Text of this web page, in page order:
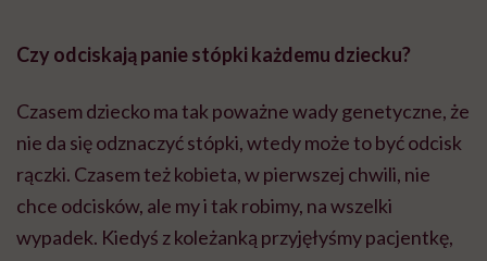
Czy odciskają panie stópki każdemu dziecku?
Czasem dziecko ma tak poważne wady genetyczne, że
nie da się odznaczyć stópki, wtedy może to być odcisk
rączki. Czasem też kobieta, w pierwszej chwili, nie
chce odcisków, ale my i tak robimy, na wszelki
wypadek. Kiedyś z koleżanką przyjęłyśmy pacjentkę,